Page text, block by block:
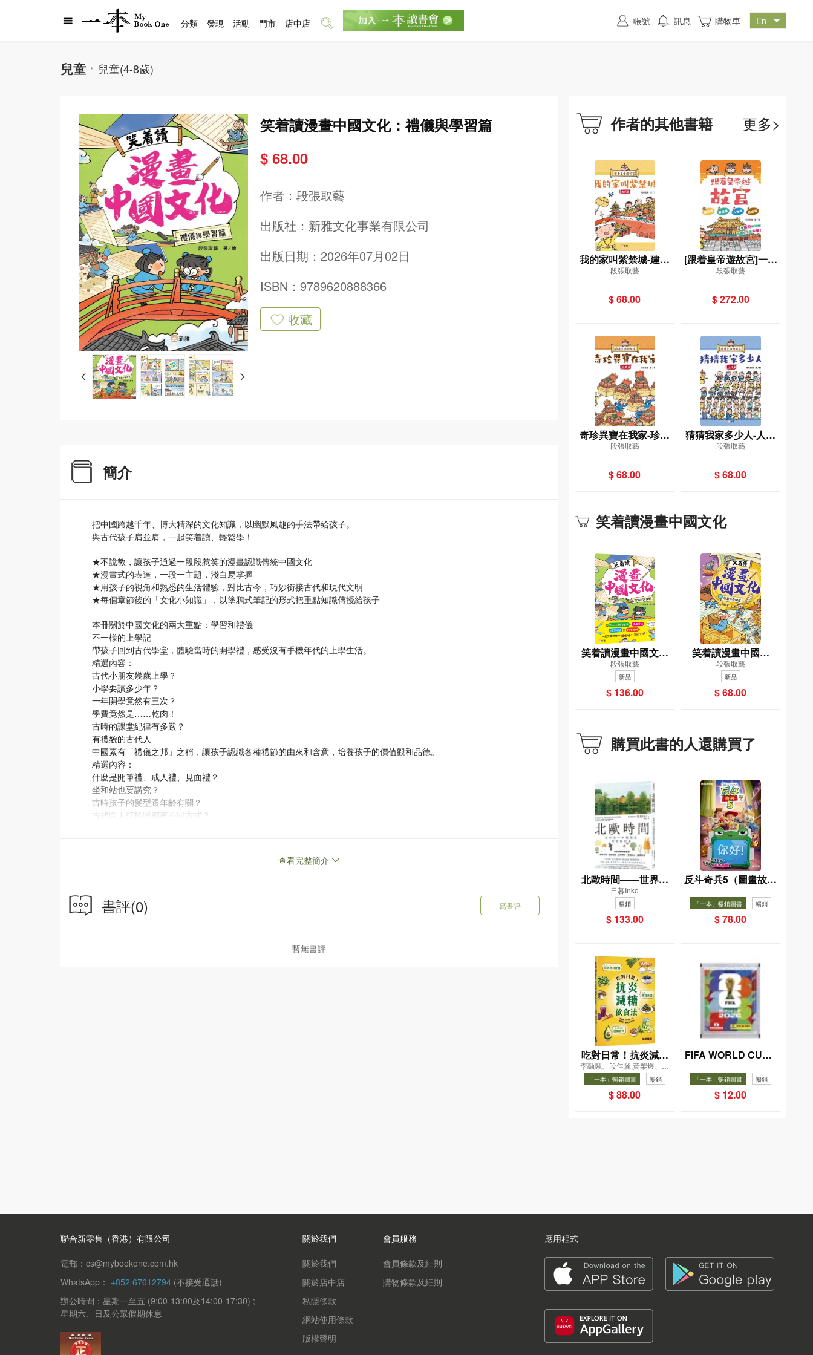
兒童 兒童(4-8歲)
笑着讀漫畫中國文化：禮儀與學習篇
$ 68.00
作者： 段張取藝
出版社： 新雅文化事業有限公司
出版日期：2026年07月02日
ISBN：9789620888366
收藏
簡介
把中國跨越千年、博大精深的文化知識，以幽默風趣的手法帶給孩子。
與古代孩子肩並肩，一起笑着讀、輕鬆學！
★不說教，讓孩子通過一段段惹笑的漫畫認識傳統中國文化
★漫畫式的表達，一段一主題，淺白易掌握
★用孩子的視角和熟悉的生活體驗，對比古今，巧妙銜接古代和現代文明
★每個章節後的「文化小知識」，以塗鴉式筆記的形式把重點知識傳授給孩子
本冊關於中國文化的兩大重點：學習和禮儀
不一樣的上學記
帶孩子回到古代學堂，體驗當時的開學禮，感受沒有手機年代的上學生活。
精選內容：
古代小朋友幾歲上學？
小學要讀多少年？
一年開學竟然有三次？
學費竟然是……乾肉！
古時的課堂紀律有多嚴？
有禮貌的古代人
中國素有「禮儀之邦」之稱，讓孩子認識各種禮節的由來和含意，培養孩子的價值觀和品德。
精選內容：
什麼是開筆禮、成人禮、見面禮？
坐和站也要講究？
古時孩子的髮型跟年齡有關？
古代跟人打招呼都有不同方式？
查看完整簡介
書評(0) 寫書評
暫無書評
作者的其他書籍 更多>
我的家叫紫禁城-建築
篇[跟着皇帝遊故宮]
段張取藝
$ 68.00
[跟着皇帝遊故宮]一套
4冊
段張取藝
$ 272.00
奇珍異寶在我家-珍寶
篇[跟着皇帝遊故宮]
段張取藝
$ 68.00
猜猜我家多少人-人物
篇[跟着皇帝遊故宮]
段張取藝
$ 68.00
笑着讀漫畫中國文化
笑着讀漫畫中國文化
套裝（一套2冊）
段張取藝
新品
$ 136.00
笑着讀漫畫中國文
化：智慧與發明篇
段張取藝
新品
$ 68.00
購買此書的人還購買了
北歐時間——世界第
一幸福國度教會我的
事
日暮Inko
暢銷
$ 133.00
反斗奇兵5（圖畫故事
版）
「一本」暢銷圖書 暢銷
$ 78.00
吃對日常！抗炎減糖
飲食法
李融融、段佳麗,黃梨煜、顧
凱辰
「一本」暢銷圖書 暢銷
$ 88.00
FIFA WORLD CUP 2
貼紙包）
「一本」暢銷圖書 暢銷
$ 12.00
分類 發現 活動 門市 店中店 帳號 訊息 購物車
聯合新零售（香港）有限公司
電郵：cs@mybookone.com.hk
WhatsApp： +852 67612794 (不接受通話)
辦公時間：星期一至五 (9:00-13:00及14:00-17:30) ;
星期六、日及公眾假期休息
關於我們
關於我們
關於店中店
私隱條款
網站使用條款
版權聲明
會員服務
會員條款及細則
購物條款及細則
應用程式